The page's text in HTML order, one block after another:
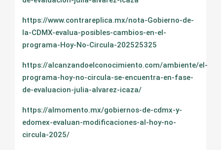
https://www.contrareplica.mx/nota-Gobierno-de-
la-CDMX-evalua-posibles-cambios-en-el-
programa-Hoy-No-Circula-202525325
https://alcanzandoelconocimiento.com/ambiente/el-
programa-hoy-no-circula-se-encuentra-en-fase-
de-evaluacion-julia-alvarez-icaza/
https://almomento.mx/gobiernos-de-cdmx-y-
edomex-evaluan-modificaciones-al-hoy-no-
circula-2025/